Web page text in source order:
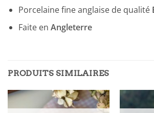
Porcelaine fine anglaise de qualité
Faite en Angleterre
PRODUITS SIMILAIRES